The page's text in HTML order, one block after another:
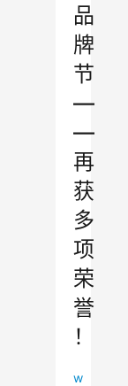
品
牌
节
—
—
再
获
多
项
荣
誉
！
w